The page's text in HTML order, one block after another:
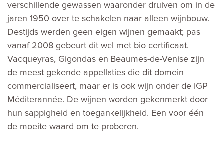
verschillende gewassen waaronder druiven om in de
jaren 1950 over te schakelen naar alleen wijnbouw.
Destijds werden geen eigen wijnen gemaakt; pas
vanaf 2008 gebeurt dit wel met bio certificaat.
Vacqueyras, Gigondas en Beaumes-de-Venise zijn
de meest gekende appellaties die dit domein
commercialiseert, maar er is ook wijn onder de IGP
Méditerannée. De wijnen worden gekenmerkt door
hun sappigheid en toegankelijkheid. Een voor één
de moeite waard om te proberen.